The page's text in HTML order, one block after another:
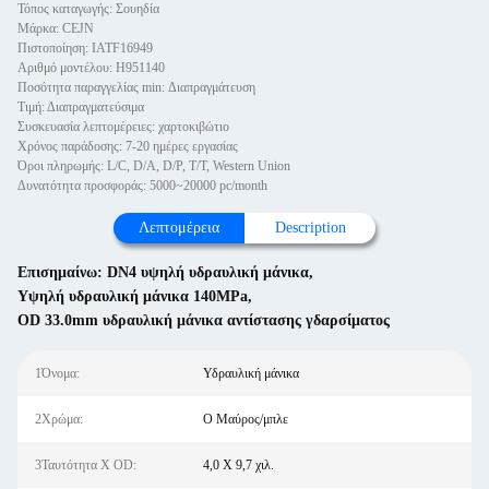
Τόπος καταγωγής: Σουηδία
Μάρκα: CEJN
Πιστοποίηση: IATF16949
Αριθμό μοντέλου: H951140
Ποσότητα παραγγελίας min: Διαπραγμάτευση
Τιμή: Διαπραγματεύσιμα
Συσκευασία λεπτομέρειες: χαρτοκιβώτιο
Χρόνος παράδοσης: 7-20 ημέρες εργασίας
Όροι πληρωμής: L/C, D/A, D/P, T/T, Western Union
Δυνατότητα προσφοράς: 5000~20000 pc/month
Λεπτομέρεια Description
Επισημαίνω: DN4 υψηλή υδραυλική μάνικα,
Υψηλή υδραυλική μάνικα 140MPa,
OD 33.0mm υδραυλική μάνικα αντίστασης γδαρσίματος
1Όνομα: Υδραυλική μάνικα
2Χρώμα: Ο Μαύρος/μπλε
3Ταυτότητα Χ OD: 4,0 X 9,7 χιλ.